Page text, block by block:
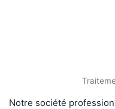
Notre société